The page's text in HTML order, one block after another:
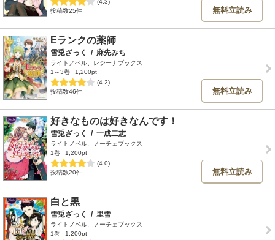
(4.3)
投稿数25件
無料立読み
Eランクの薬師
雪兎ざっく / 麻先みち
ライトノベル、レジーナブックス
1～3巻
1,200pt
(4.2)
投稿数46件
無料立読み
好きなものは好きなんです！
雪兎ざっく / 一成二志
ライトノベル、ノーチェブックス
1巻
1,200pt
(4.0)
投稿数20件
無料立読み
白と黒
雪兎ざっく / 里雪
ライトノベル、ノーチェブックス
1巻
1,200pt